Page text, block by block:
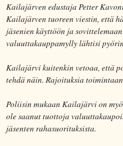
Kailajärven edustaja Petter
Kailajärven tuoreen viestin, että
jäsenien käyttöön ja
valuuttakauppamylly lähtisi
Kailajärvi kuitenkin vetoaa, että
tehdä näin. Rajoituksia
Poliisin mukaan Kailajärvi on
ole saanut tuottoja
jäsenten rahasuorituksista.